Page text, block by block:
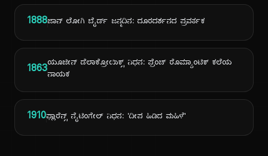
1888ಜಾನ್ ಲೋಗಿ ಬೈರ್ಡ್ ಜನ್ಮದಿನ: ದೂರದರ್ಶನದ ಪ್ರವರ್ತಕ
1863ಯೂಜೀನ್ ಡೆಲಾಕ್ರೋಯಿಕ್ಸ್ ನಿಧನ: ಫ್ರೆಂಚ್ ರೊಮ್ಯಾಂಟಿಕ್ ಕಲೆಯ
ನಾಯಕ
1910ಫ್ಲಾರೆನ್ಸ್ ನೈಟಿಂಗೇಲ್ ನಿಧನ: 'ದೀಪ ಹಿಡಿದ ಮಹಿಳೆ'